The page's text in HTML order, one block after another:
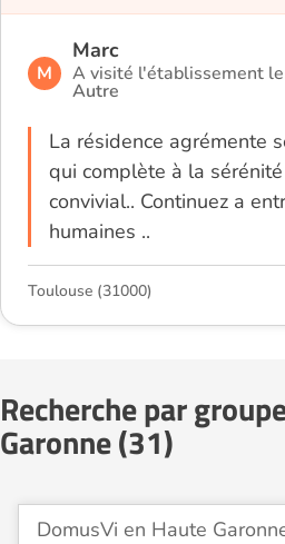
M
Marc
A visité l'établissement
Autre
La résidence agrémente
qui complète à la sérénité
convivial.. Continuez a
humaines ..
Toulouse (31000)
Recherche par
Garonne (31)
DomusVi en Haute